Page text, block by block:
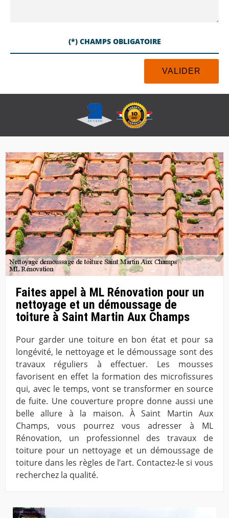
(*) CHAMPS OBLIGATOIRE
Faites appel à ML Rénovation pour un
nettoyage et un démoussage de
toiture à Saint Martin Aux Champs
Pour garder une toiture en bon état et pour sa
longévité, le nettoyage et le démoussage sont des
travaux réguliers à effectuer. Les mousses
favorisent en effet la formation des microfissures
qui, avec le temps, vont se transformer en source
de fuite. Une couverture propre donne aussi une
belle allure à la maison. À Saint Martin Aux
Champs, vous pourrez vous adresser à ML
Rénovation, un professionnel des travaux de
toiture pour un nettoyage et un démoussage de
toiture dans les règles de l’art. Contactez-le si vous
recherchez la qualité.